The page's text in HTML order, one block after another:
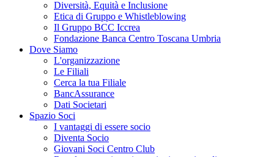
Diversità, Equità e Inclusione
Etica di Gruppo e Whistleblowing
Il Gruppo BCC Iccrea
Fondazione Banca Centro Toscana Umbria
Dove Siamo
L'organizzazione
Le Filiali
Cerca la tua Filiale
BancAssurance
Dati Societari
Spazio Soci
I vantaggi di essere socio
Diventa Socio
Giovani Soci Centro Club